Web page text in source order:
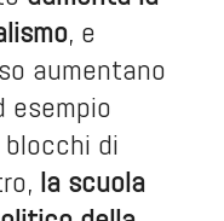
, e
aumentano
esempio
di
la scuola